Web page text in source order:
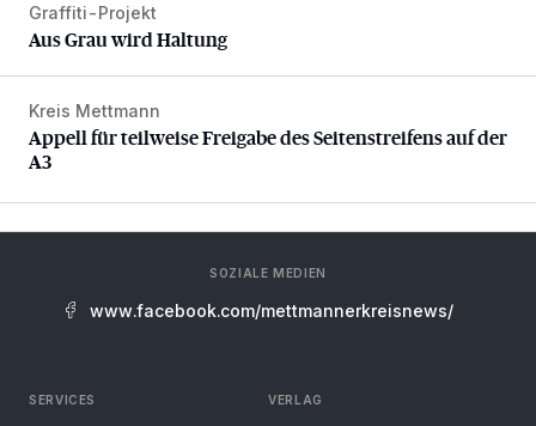
Aus Grau wird Haltung
Graffiti-Projekt
Aus Grau wird Haltung
Appell für teilweise Freigabe des Seitenstreifens auf der A3
Kreis Mettmann
Appell für teilweise Freigabe des Seitenstreifens auf der
A3
SOZIALE MEDIEN
www.facebook.com/mettmannerkreisnews/
SERVICES VERLAG